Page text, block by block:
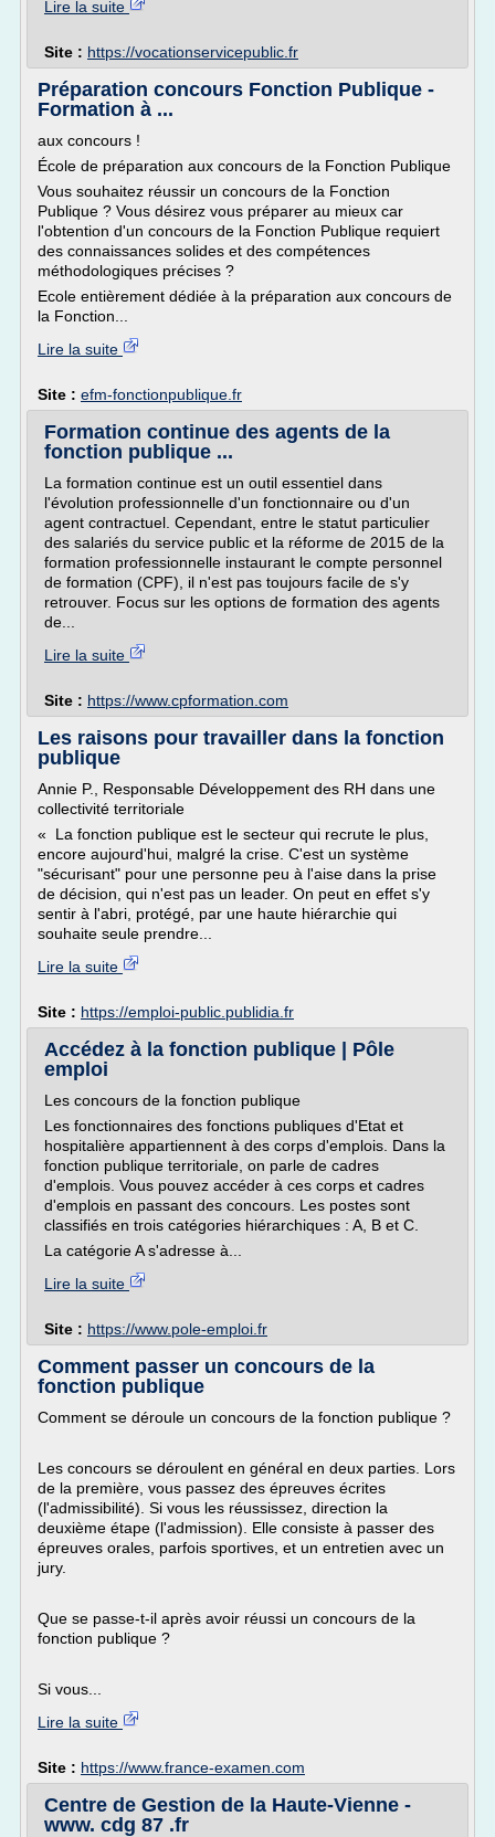
Lire la suite
Site : https://vocationservicepublic.fr
Préparation concours Fonction Publique -
Formation à ...
aux concours !
École de préparation aux concours de la Fonction Publique
Vous souhaitez réussir un concours de la Fonction
Publique ? Vous désirez vous préparer au mieux car
l'obtention d'un concours de la Fonction Publique requiert
des connaissances solides et des compétences
méthodologiques précises ?
Ecole entièrement dédiée à la préparation aux concours de
la Fonction...
Lire la suite
Site : efm-fonctionpublique.fr
Formation continue des agents de la
fonction publique ...
La formation continue est un outil essentiel dans
l'évolution professionnelle d'un fonctionnaire ou d'un
agent contractuel. Cependant, entre le statut particulier
des salariés du service public et la réforme de 2015 de la
formation professionnelle instaurant le compte personnel
de formation (CPF), il n'est pas toujours facile de s'y
retrouver. Focus sur les options de formation des agents
de...
Lire la suite
Site : https://www.cpformation.com
Les raisons pour travailler dans la fonction
publique
Annie P., Responsable Développement des RH dans une
collectivité territoriale
« La fonction publique est le secteur qui recrute le plus,
encore aujourd'hui, malgré la crise. C'est un système
"sécurisant" pour une personne peu à l'aise dans la prise
de décision, qui n'est pas un leader. On peut en effet s'y
sentir à l'abri, protégé, par une haute hiérarchie qui
souhaite seule prendre...
Lire la suite
Site : https://emploi-public.publidia.fr
Accédez à la fonction publique | Pôle
emploi
Les concours de la fonction publique
Les fonctionnaires des fonctions publiques d'Etat et
hospitalière appartiennent à des corps d'emplois. Dans la
fonction publique territoriale, on parle de cadres
d'emplois. Vous pouvez accéder à ces corps et cadres
d'emplois en passant des concours. Les postes sont
classifiés en trois catégories hiérarchiques : A, B et C.
La catégorie A s'adresse à...
Lire la suite
Site : https://www.pole-emploi.fr
Comment passer un concours de la
fonction publique
Comment se déroule un concours de la fonction publique ?
Les concours se déroulent en général en deux parties. Lors
de la première, vous passez des épreuves écrites
(l'admissibilité). Si vous les réussissez, direction la
deuxième étape (l'admission). Elle consiste à passer des
épreuves orales, parfois sportives, et un entretien avec un
jury.
Que se passe-t-il après avoir réussi un concours de la
fonction publique ?
Si vous...
Lire la suite
Site : https://www.france-examen.com
Centre de Gestion de la Haute-Vienne -
www. cdg 87 .fr